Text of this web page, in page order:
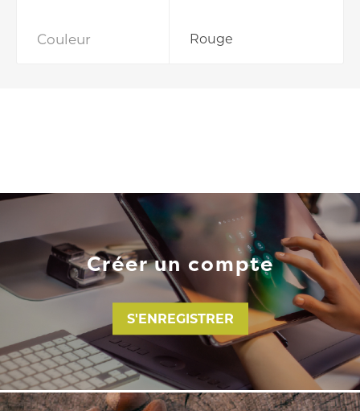
Couleur Rouge
Créer un compte
S'ENREGISTRER